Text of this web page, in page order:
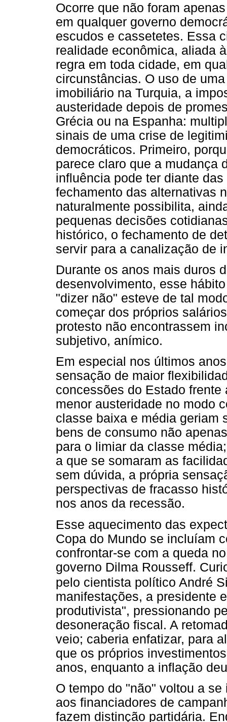
Ocorre que não foram
em qualquer governo
escudos e cassetetes. Essa
realidade econômica, aliada
regra em toda cidade, em
circunstâncias. O uso de
imobiliário na Turquia, a
austeridade depois de
Grécia ou na Espanha:
sinais de uma crise de
democráticos. Primeiro,
parece claro que a mudança
influência pode ter diante
fechamento das alternativas
naturalmente possibilita,
pequenas decisões
histórico, o fechamento de
servir para a canalização de
Durante os anos mais duros
desenvolvimento, esse
"dizer não" esteve de tal
começar dos próprios
protesto não encontrassem
subjetivo, anímico.
Em especial nos últimos
sensação de maior
concessões do Estado
menor austeridade no modo
classe baixa e média geriam
bens de consumo não
para o limiar da classe
a que se somaram as
sem dúvida, a própria
perspectivas de fracasso
nos anos da recessão.
Esse aquecimento das
Copa do Mundo se incluíam
confrontar-se com a queda
governo Dilma Rousseff.
pelo cientista político André
manifestações, a presidente
produtivista", pressionando
desoneração fiscal. A
veio; caberia enfatizar, para
que os próprios
anos, enquanto a inflação
O tempo do "não" voltou a
aos financiadores de
fazem distinção partidária.